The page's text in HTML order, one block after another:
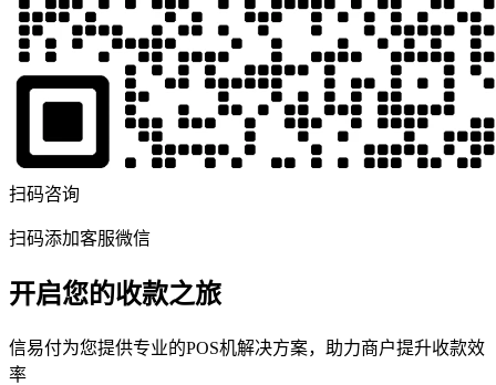
扫码咨询
扫码添加客服微信
开启您的收款之旅
信易付为您提供专业的POS机解决方案，助力商户提升收款效
率